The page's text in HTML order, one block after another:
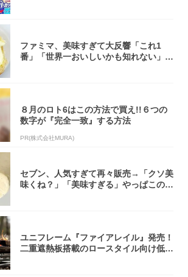
ファミマ、美味すぎて大反響「これ1
番」「世界一おいしいかも知れない」
８月のロト6はこの方法で買え!!６つの
数字が『完全一致』する方法
PR(株式会社MURA)
セブン、人気すぎて再々販売→「クソ美
味くね？」「美味すぎる」やっぱこのク
ユニフレーム『ファイアレイル』発売！
二重遮熱板搭載のロースタイル向け低型